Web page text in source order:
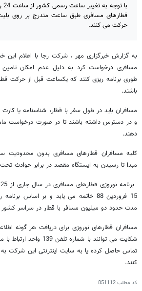
قطارهای مسافری طبق ساعت مندرج بر روی
حرکت می کنند.
به گزارش خبرگزاری مهر ، شرکت رجا با اعلام این
مسافری درخواست کرد به دلیل عدم امکان تامین
طوری برنامه ریزی کنند که یکساعت قبل از حرکت
باشند.
مسافران باید در طول سفر با قطار، شناسنامه یا
و در دسترس داشته باشند تا در صورت درخواست
دهند.
کلیه مسافران قطارهای مسافری بدون محدودیت
مبدا تا رسیدن به ایستگاه مقصد در برابر حوادث
15 فروردین 88 خاتمه می یابد و بر اساس
مدت حدود دو میلیون مسافر با قطار در سراسر
مسافران قطارهای نوروزی برای دریافت هر گونه
شکایت می توانند با شماره
تماس حاصل کرده یا به سایت اینترنتی این شرکت
کنند.
کد مطلب851112